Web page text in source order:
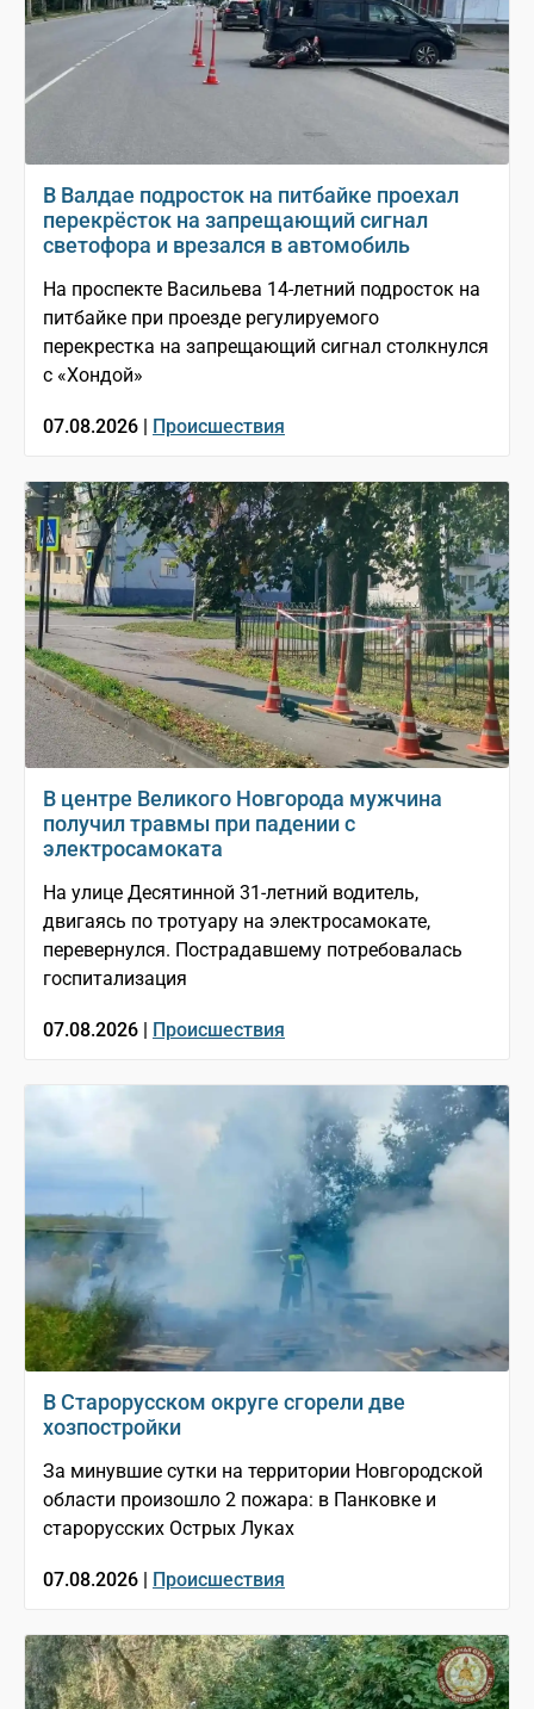
В Валдае подросток на питбайке проехал
перекрёсток на запрещающий сигнал
светофора и врезался в автомобиль
На проспекте Васильева 14-летний подросток на
питбайке при проезде регулируемого
перекрестка на запрещающий сигнал столкнулся
с «Хондой»
07.08.2026 | Происшествия
В центре Великого Новгорода мужчина
получил травмы при падении с
электросамоката
На улице Десятинной 31-летний водитель,
двигаясь по тротуару на электросамокате,
перевернулся. Пострадавшему потребовалась
госпитализация
07.08.2026 | Происшествия
В Старорусском округе сгорели две
хозпостройки
За минувшие сутки на территории Новгородской
области произошло 2 пожара: в Панковке и
старорусских Острых Луках
07.08.2026 | Происшествия